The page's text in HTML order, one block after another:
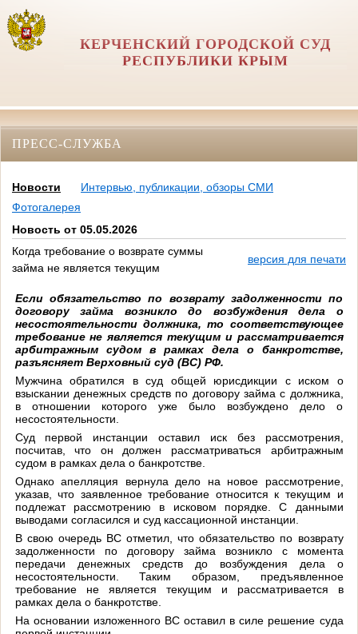
КЕРЧЕНСКИЙ ГОРОДСКОЙ СУД
РЕСПУБЛИКИ КРЫМ
ПРЕСС-СЛУЖБА
Новости
Интервью, публикации, обзоры СМИ
Фотогалерея
Новость от 05.05.2026
Когда требование о возврате суммы
займа не является текущим
версия для печати
Если обязательство по возврату задолженности по
договору займа возникло до возбуждения дела о
несостоятельности должника, то соответствующее
требование не является текущим и рассматривается
арбитражным судом в рамках дела о банкротстве,
разъясняет Верховный суд (ВС) РФ.
Мужчина обратился в суд общей юрисдикции с иском о
взыскании денежных средств по договору займа с должника,
в отношении которого уже было возбуждено дело о
несостоятельности.
Суд первой инстанции оставил иск без рассмотрения,
посчитав, что он должен рассматриваться арбитражным
судом в рамках дела о банкротстве.
Однако апелляция вернула дело на новое рассмотрение,
указав, что заявленное требование относится к текущим и
подлежат рассмотрению в исковом порядке. С данными
выводами согласился и суд кассационной инстанции.
В свою очередь ВС отметил, что обязательство по возврату
задолженности по договору займа возникло с момента
передачи денежных средств до возбуждения дела о
несостоятельности. Таким образом, предъявленное
требование не является текущим и рассматривается в
рамках дела о банкротстве.
На основании изложенного ВС оставил в силе решение суда